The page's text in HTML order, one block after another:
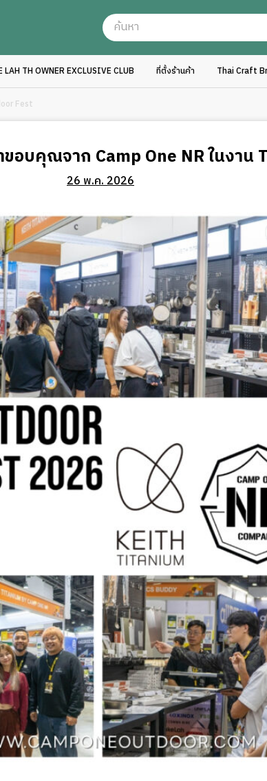
LAH TH OWNER EXCLUSIVE CLUB ที่ตั้งร้านค้า Thai Craft
Fest
อบคุณจาก Camp One NR ในงาน
26 พ.ค. 2026